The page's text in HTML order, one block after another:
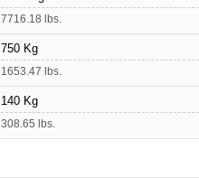
7716.18 lbs.
750 Kg
1653.47 lbs.
140 Kg
308.65 lbs.